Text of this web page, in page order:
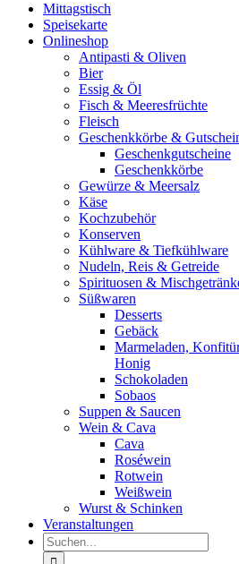
Mittagstisch
Speisekarte
Onlineshop
Antipasti & Oliven
Bier
Essig & Öl
Fisch & Meeresfrüchte
Fleisch
Geschenkkörbe &
Geschenkgutscheine
Geschenkkörbe
Gewürze & Meersalz
Käse
Kochzubehör
Konserven
Kühlware & Tiefkühlware
Nudeln, Reis & Getreide
Spirituosen &
Süßwaren
Desserts
Gebäck
Marmeladen,
Honig
Schokoladen
Sobaos
Suppen & Saucen
Wein & Cava
Cava
Roséwein
Rotwein
Weißwein
Wurst & Schinken
Veranstaltungen
Suche
nach: